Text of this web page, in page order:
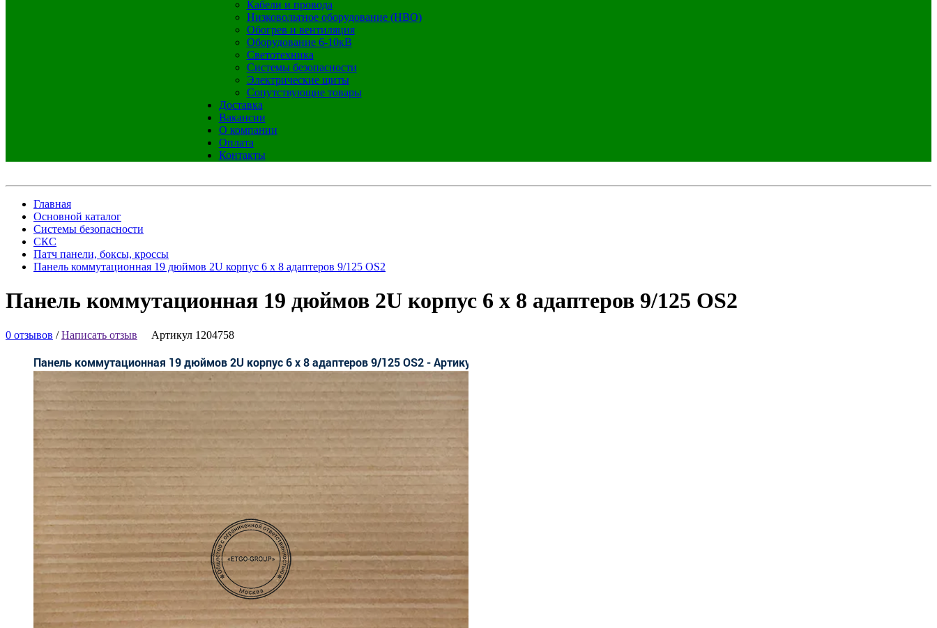
Кабели и провода
Низковольтное оборудование (НВО)
Обогрев и вентиляция
Оборудование 6-10кВ
Светотехника
Системы безопасности
Электрические щиты
Сопутствующие товары
Доставка
Вакансии
О компании
Оплата
Контакты
Главная
Основной каталог
Системы безопасности
СКС
Патч панели, боксы, кроссы
Панель коммутационная 19 дюймов 2U корпус 6 x 8 адаптеров 9/125 OS2
Панель коммутационная 19 дюймов 2U корпус 6 x 8 адаптеров 9/125 OS2
0 отзывов /Написать отзыв Артикул 1204758